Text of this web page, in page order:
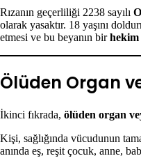
Rızanın geçerliliği 2238 sayılı
olarak yasaktır. 18 yaşını
etmesi ve bu beyanın birhekim
Ölüden Organ
İkinci fıkrada, ölüden organ
Kişi, sağlığında vücudunun
anında eş, reşit çocuk, anne,